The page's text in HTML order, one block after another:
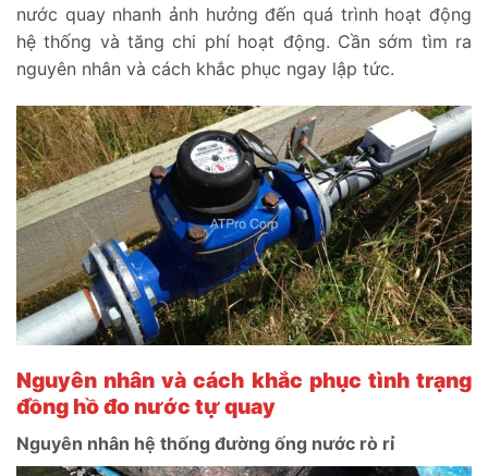
nước quay nhanh ảnh hưởng đến quá trình hoạt động
hệ thống và tăng chi phí hoạt động. Cần sớm tìm ra
nguyên nhân và cách khắc phục ngay lập tức.
Nguyên nhân và cách khắc phục tình trạng
đồng hồ đo nước tự quay
Nguyên nhân hệ thống đường ống nước rò rỉ